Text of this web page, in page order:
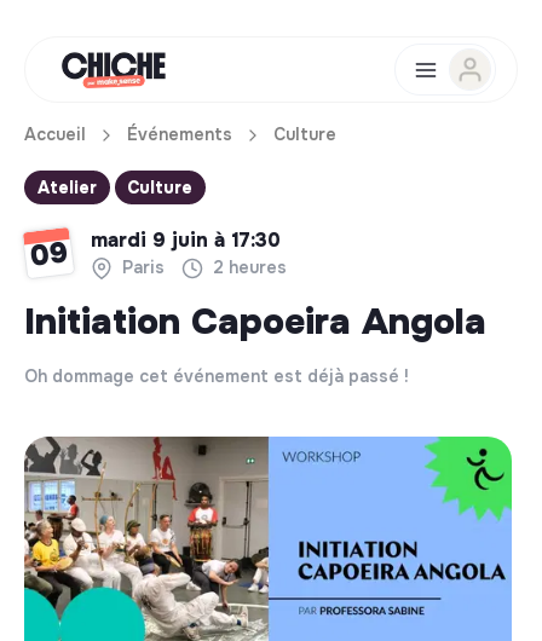
Accueil Événements Culture
Atelier Culture
09 mardi 9 juin à 17:30
Paris 2 heures
Initiation Capoeira Angola
Oh dommage cet événement est déjà passé !